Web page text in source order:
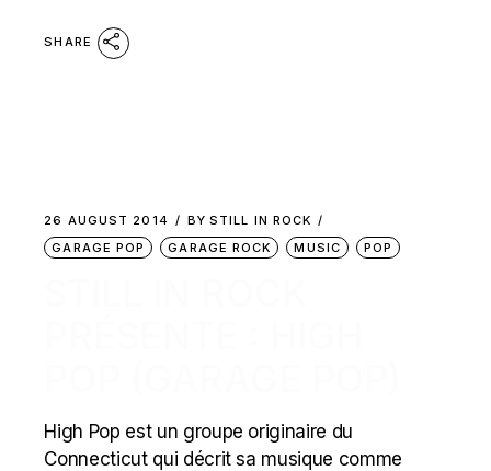
SHARE
26 AUGUST 2014 BY STILL IN ROCK
GARAGE POP
GARAGE ROCK MUSIC POP
High Pop est un groupe originaire du
Connecticut qui décrit sa musique comme